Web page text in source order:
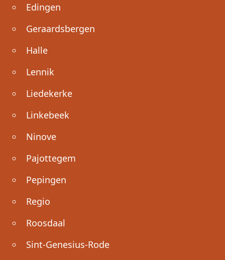
Edingen
Geraardsbergen
Halle
Lennik
Liedekerke
Linkebeek
Ninove
Pajottegem
Pepingen
Regio
Roosdaal
Sint-Genesius-Rode